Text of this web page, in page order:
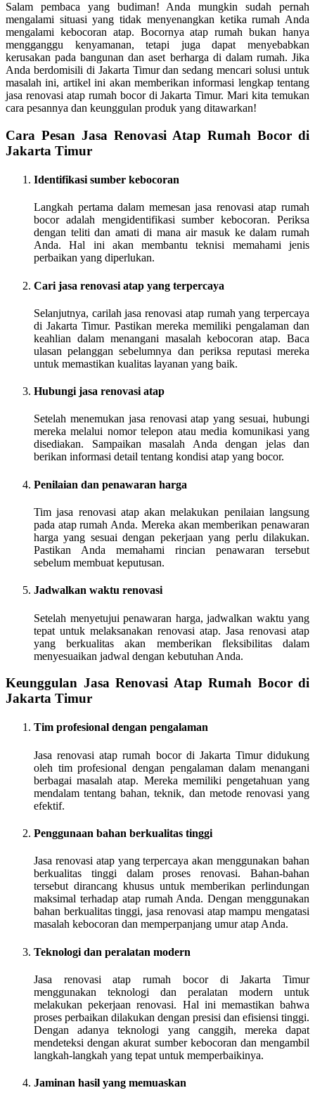
Salam pembaca yang budiman! Anda mungkin sudah pernah
mengalami situasi yang tidak menyenangkan ketika rumah Anda
mengalami kebocoran atap. Bocornya atap rumah bukan hanya
mengganggu kenyamanan, tetapi juga dapat menyebabkan
kerusakan pada bangunan dan aset berharga di dalam rumah. Jika
Anda berdomisili di Jakarta Timur dan sedang mencari solusi untuk
masalah ini, artikel ini akan memberikan informasi lengkap tentang
jasa renovasi atap rumah bocor di Jakarta Timur. Mari kita temukan
cara pesannya dan keunggulan produk yang ditawarkan!
Cara Pesan Jasa Renovasi Atap Rumah Bocor di
Jakarta Timur
Identifikasi sumber kebocoran
Langkah pertama dalam memesan jasa renovasi atap rumah
bocor adalah mengidentifikasi sumber kebocoran. Periksa
dengan teliti dan amati di mana air masuk ke dalam rumah
Anda. Hal ini akan membantu teknisi memahami jenis
perbaikan yang diperlukan.
Cari jasa renovasi atap yang terpercaya
Selanjutnya, carilah jasa renovasi atap rumah yang terpercaya
di Jakarta Timur. Pastikan mereka memiliki pengalaman dan
keahlian dalam menangani masalah kebocoran atap. Baca
ulasan pelanggan sebelumnya dan periksa reputasi mereka
untuk memastikan kualitas layanan yang baik.
Hubungi jasa renovasi atap
Setelah menemukan jasa renovasi atap yang sesuai, hubungi
mereka melalui nomor telepon atau media komunikasi yang
disediakan. Sampaikan masalah Anda dengan jelas dan
berikan informasi detail tentang kondisi atap yang bocor.
Penilaian dan penawaran harga
Tim jasa renovasi atap akan melakukan penilaian langsung
pada atap rumah Anda. Mereka akan memberikan penawaran
harga yang sesuai dengan pekerjaan yang perlu dilakukan.
Pastikan Anda memahami rincian penawaran tersebut
sebelum membuat keputusan.
Jadwalkan waktu renovasi
Setelah menyetujui penawaran harga, jadwalkan waktu yang
tepat untuk melaksanakan renovasi atap. Jasa renovasi atap
yang berkualitas akan memberikan fleksibilitas dalam
menyesuaikan jadwal dengan kebutuhan Anda.
Keunggulan Jasa Renovasi Atap Rumah Bocor di
Jakarta Timur
Tim profesional dengan pengalaman
Jasa renovasi atap rumah bocor di Jakarta Timur didukung
oleh tim profesional dengan pengalaman dalam menangani
berbagai masalah atap. Mereka memiliki pengetahuan yang
mendalam tentang bahan, teknik, dan metode renovasi yang
efektif.
Penggunaan bahan berkualitas tinggi
Jasa renovasi atap yang terpercaya akan menggunakan bahan
berkualitas tinggi dalam proses renovasi. Bahan-bahan
tersebut dirancang khusus untuk memberikan perlindungan
maksimal terhadap atap rumah Anda. Dengan menggunakan
bahan berkualitas tinggi, jasa renovasi atap mampu mengatasi
masalah kebocoran dan memperpanjang umur atap Anda.
Teknologi dan peralatan modern
Jasa renovasi atap rumah bocor di Jakarta Timur
menggunakan teknologi dan peralatan modern untuk
melakukan pekerjaan renovasi. Hal ini memastikan bahwa
proses perbaikan dilakukan dengan presisi dan efisiensi tinggi.
Dengan adanya teknologi yang canggih, mereka dapat
mendeteksi dengan akurat sumber kebocoran dan mengambil
langkah-langkah yang tepat untuk memperbaikinya.
Jaminan hasil yang memuaskan